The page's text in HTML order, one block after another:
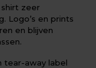
zeer
Logo’s en prints
en blijven
tear-away label